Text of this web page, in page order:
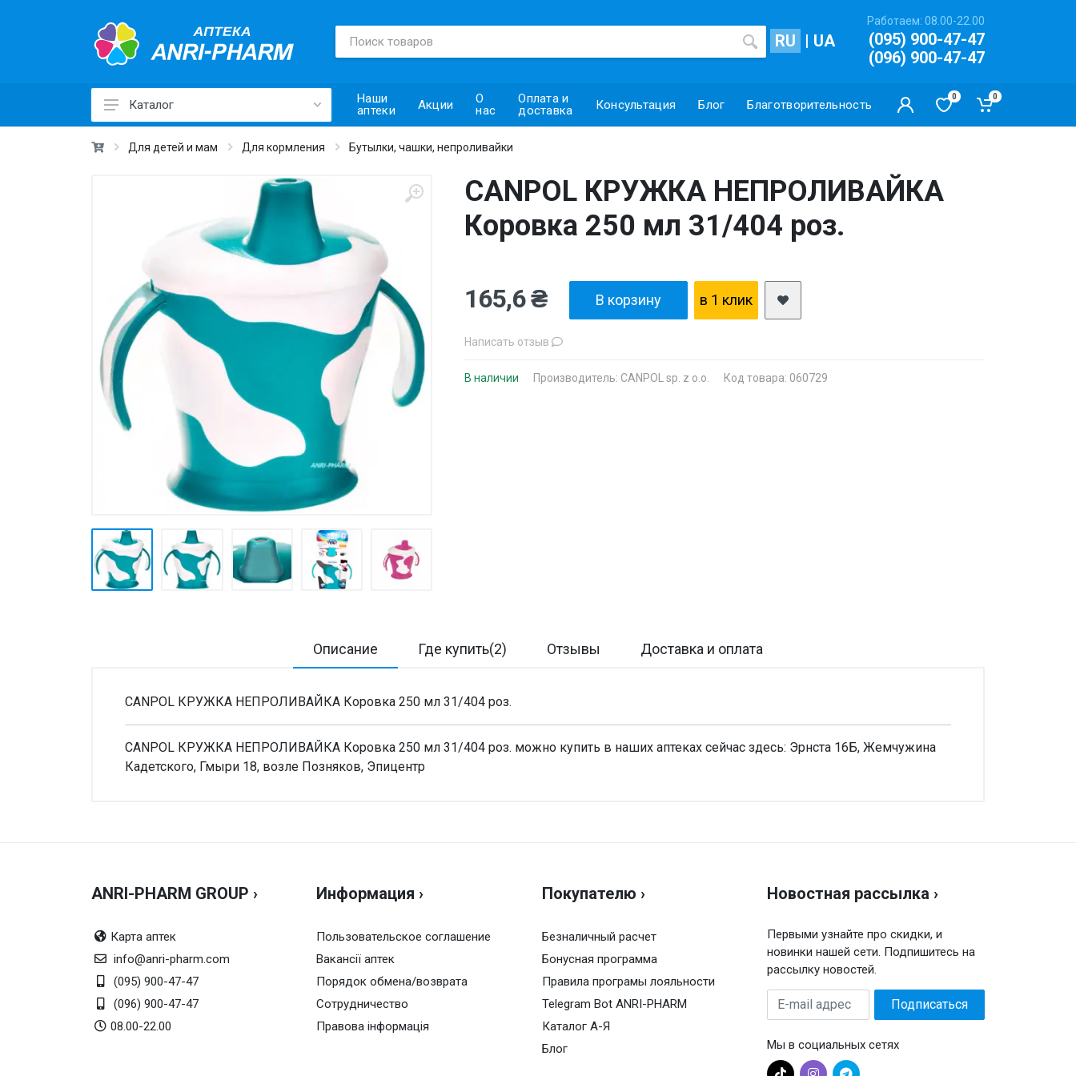
RU | UA
Работаем: 08.00-22.00
(095) 900-47-47
(096) 900-47-47
Каталог
Лекарственные средства ›
Медицинские товары и техника ›
Лечебная косметика ›
Витамины и добавки ›
Ежедневная гигиена ›
Для детей и мам ›
Товары для дома ›
Косметика CODERMA KIDS
Наши
аптеки
Акции
О
нас
Оплата и
доставка
Консультация Блог Благотворительность
0 0
Для детей и мам Для кормления Бутылки, чашки, непроливайки
CANPOL КРУЖКА НЕПРОЛИВАЙКА
Коровка 250 мл 31/404 роз.
Написать отзыв
В наличии Производитель: CANPOL sp. z o.o. Код товара: 060729
165,6 ₴ В корзину в 1 клик
Описание Где купить(2) Отзывы Доставка и оплата
CANPOL КРУЖКА НЕПРОЛИВАЙКА Коровка 250 мл 31/404 роз.
CANPOL КРУЖКА НЕПРОЛИВАЙКА Коровка 250 мл 31/404 роз. можно купить в наших аптеках сейчас здесь: Эрнста 16Б, Жемчужина
Кадетского, Гмыри 18, возле Позняков, Эпицентр
Отправить
ANRI-PHARM GROUP ›
Карта аптек
info@anri-pharm.com
(095) 900-47-47
(096) 900-47-47
08.00-22.00
Информация ›
Пользовательское соглашение
Вакансії аптек
Порядок обмена/возврата
Сотрудничество
Правова інформація
Покупателю ›
Безналичный расчет
Бонусная программа
Правила програмы лояльности
Telegram Bot ANRI-PHARM
Каталог А-Я
Блог
Новостная рассылка ›
Первыми узнайте про скидки, и
новинки нашей сети. Подпишитесь на
рассылку новостей.
E-
mail
Подписаться
Мы в социальных сетях